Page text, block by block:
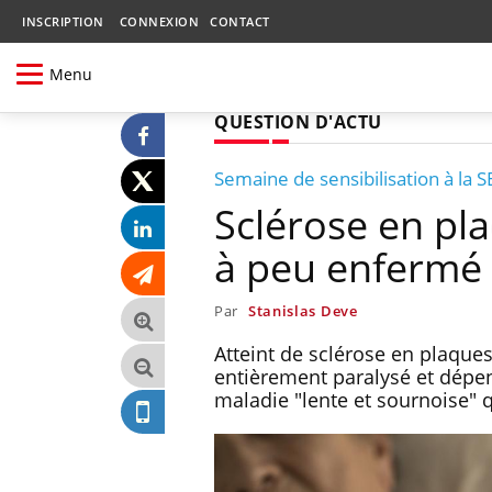
INSCRIPTION CONNEXION CONTACT
Menu
QUESTION D'ACTU
Semaine de sensibilisation à la
Sclérose en
à peu
Par Stanislas Deve
Atteint de sclérose en
entièrement paralysé et
maladie "lente et sournoise"